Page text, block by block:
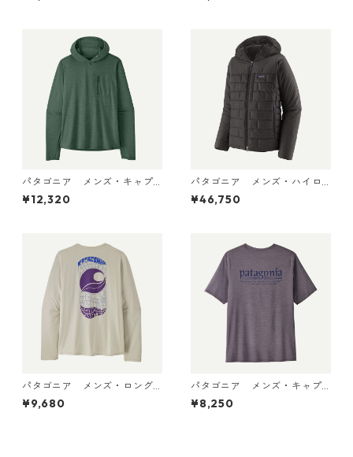
04 日本正規品
パタゴニア メンズ・キャプ
リーン・クール・サン・フー
ディ 44800 日本正規品
¥12,320
パタゴニア メンズ・ハイロ
フト・ナノ・パフ・フーデ
¥46,750
パタゴニア メンズ・ロング
スリーブ・キャプリーン・ク
ール・デイリー・シャツ（パ
¥9,680
パタゴニア メンズ・キャプ
リーン・クール・デイリー・
シャツ（ハット・トリッパ
¥8,250